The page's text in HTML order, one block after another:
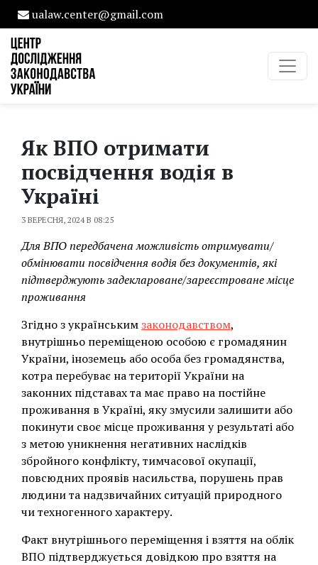
ualaw.center@gmail.com
Як ВПО отримати
посвідчення водія в
Україні
3 ВЕРЕСНЯ, 2024 В 08:25
Для ВПО передбачена можливість отримувати/
обмінювати посвідчення водія без документів, які
підтверджують задеклароване/зареєстроване місце
проживання
Згідно з українськимзаконодавством,
внутрішньо переміщеною особою є громадянин
України, іноземець або особа без громадянства,
котра перебуває на території України на
законних підставах та має право на постійне
проживання в Україні, яку змусили залишити або
покинути своє місце проживання у результаті або
з метою уникнення негативних наслідків
збройного конфлікту, тимчасової окупації,
повсюдних проявів насильства, порушень прав
людини та надзвичайних ситуацій природного
чи техногенного характеру.
Факт внутрішнього переміщення і взяття на облік
ВПО підтверджується довідкою про взяття на